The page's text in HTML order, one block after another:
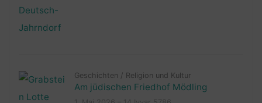
Geschichten / Religion und Kultur
Am jüdischen Friedhof Mödling